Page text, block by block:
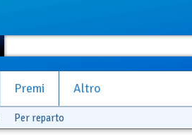
Premi Altro
Per reparto